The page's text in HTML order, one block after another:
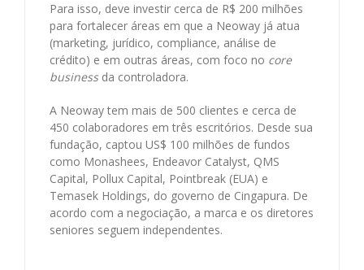
Para isso, deve investir cerca de R$ 200 milhões
para fortalecer áreas em que a Neoway já atua
(marketing, jurídico, compliance, análise de
crédito) e em outras áreas, com foco no core
businessda controladora.
A Neoway tem mais de 500 clientes e cerca de
450 colaboradores em três escritórios. Desde sua
fundação, captou US$ 100 milhões de fundos
como Monashees, Endeavor Catalyst, QMS
Capital, Pollux Capital, Pointbreak (EUA) e
Temasek Holdings, do governo de Cingapura. De
acordo com a negociação, a marca e os diretores
seniores seguem independentes.